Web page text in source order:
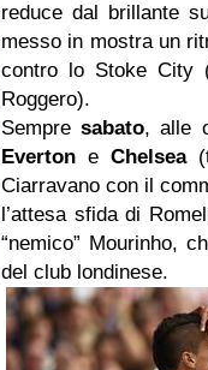
reduce dal brillante
messo in mostra un
contro lo Stoke City
Roggero).
Sempre sabato, alle
Everton e Chelsea
Ciarravano con il
l’attesa sfida di
“nemico” Mourinho,
del club londinese.